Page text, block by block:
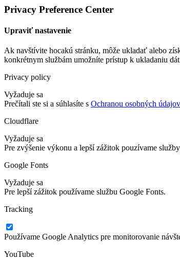
Privacy Preference Center
Upraviť nastavenie
Ak navštívite hocakú stránku, môže ukladať alebo
konkrétnym službám umožníte prístup k ukladaniu
Privacy policy
Vyžaduje sa
Prečítali ste si a súhlasíte s Ochranou osobných údajov
Cloudflare
Vyžaduje sa
Pre zvýšenie výkonu a lepší zážitok pouzívame
Google Fonts
Vyžaduje sa
Pre lepší zážitok používame službu Google Fonts.
Tracking
Používame Google Analytics pre monitorovanie
YouTube